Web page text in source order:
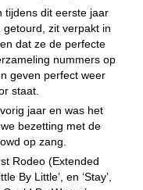
tijdens dit eerste jaar
zit verpakt in
dat ze de perfecte
nummers op
geven perfect weer
staat.
jaar en was het
bezetting met de
op zang.
Rodeo (Extended
By Little’, en ‘Stay’,